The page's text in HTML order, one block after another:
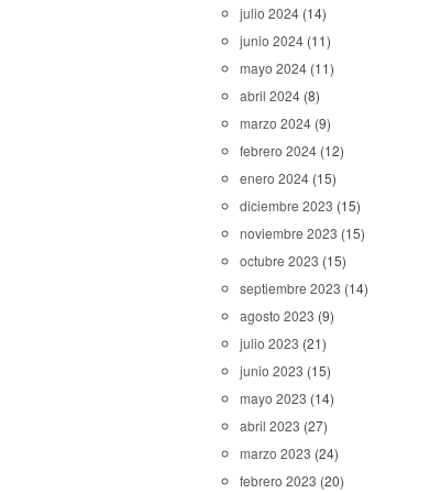
julio 2024 (14)
junio 2024 (11)
mayo 2024 (11)
abril 2024 (8)
marzo 2024 (9)
febrero 2024 (12)
enero 2024 (15)
diciembre 2023 (15)
noviembre 2023 (15)
octubre 2023 (15)
septiembre 2023 (14)
agosto 2023 (9)
julio 2023 (21)
junio 2023 (15)
mayo 2023 (14)
abril 2023 (27)
marzo 2023 (24)
febrero 2023 (20)